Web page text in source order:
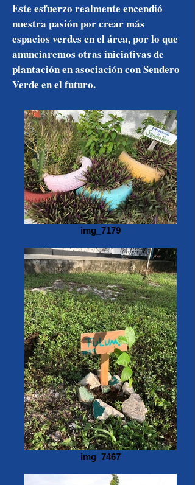
Este esfuerzo realmente encendió
nuestra pasión por crear más
espacios verdes en el área, por lo que
anunciaremos otras iniciativas de
plantación en asociación con Sendero
Verde en el futuro.
img_7179
img_7467